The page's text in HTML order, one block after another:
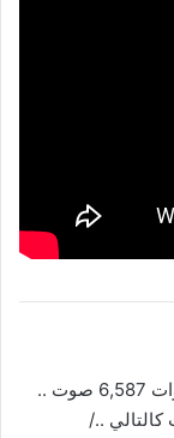
بلغ عدد الأصوات 6,587 صوت ..